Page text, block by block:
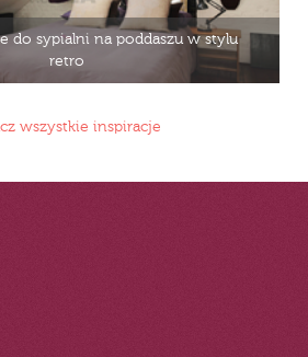
do sypialni na poddaszu w stylu
retro
wszystkie inspiracje